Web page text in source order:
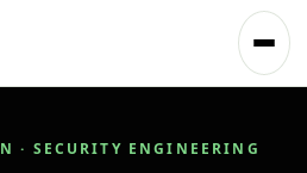
· SECURITY ENGINEERING